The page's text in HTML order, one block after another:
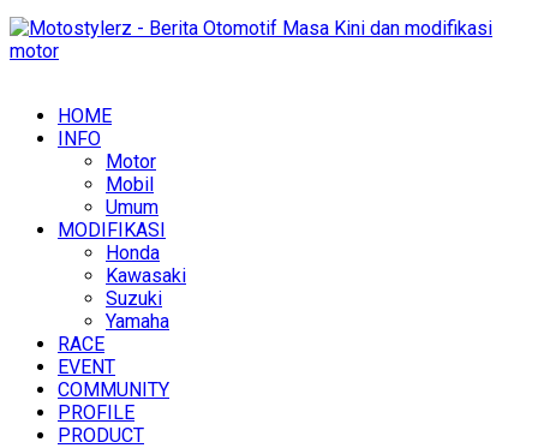
HOME
INFO
Motor
Mobil
Umum
MODIFIKASI
Honda
Kawasaki
Suzuki
Yamaha
RACE
EVENT
COMMUNITY
PROFILE
PRODUCT